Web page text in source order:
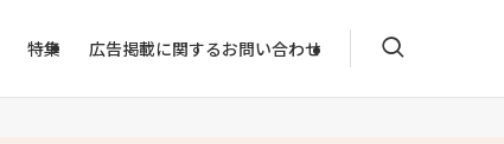
特集 広告掲載に関するお問い合わせ